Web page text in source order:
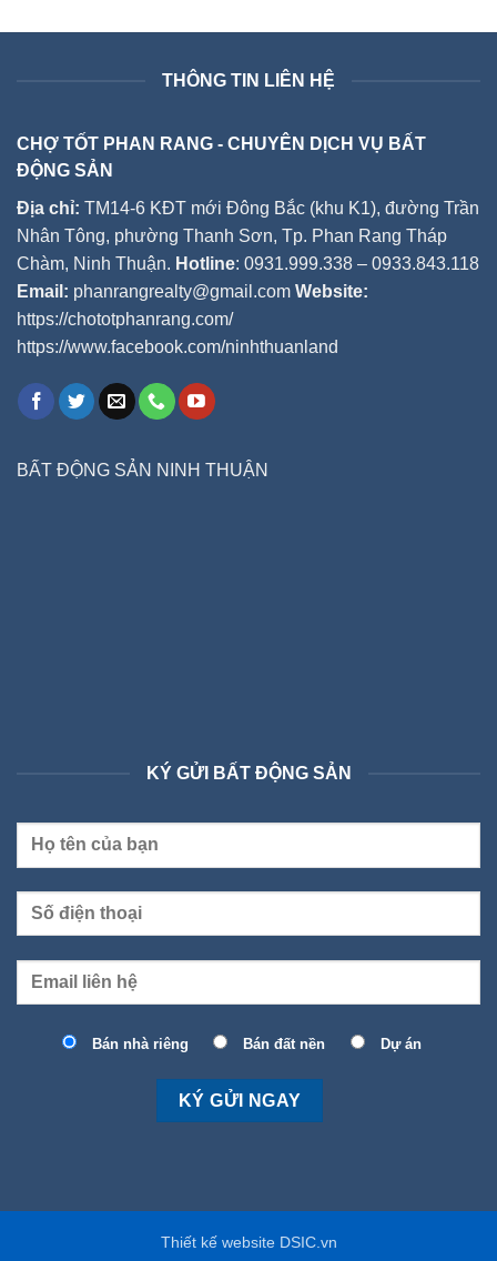
THÔNG TIN LIÊN HỆ
CHỢ TỐT PHAN RANG - CHUYÊN DỊCH VỤ BẤT
ĐỘNG SẢN
Địa chỉ: TM14-6 KĐT mới Đông Bắc (khu K1), đường Trần
Nhân Tông, phường Thanh Sơn, Tp. Phan Rang Tháp
Chàm, Ninh Thuận. Hotline: 0931.999.338 – 0933.843.118
Email: phanrangrealty@gmail.com Website:
https://chototphanrang.com/
https://www.facebook.com/ninhthuanland
BẤT ĐỘNG SẢN NINH THUẬN
KÝ GỬI BẤT ĐỘNG SẢN
Bán nhà riêng Bán đất nền Dự án
Thiết kế website DSIC.vn